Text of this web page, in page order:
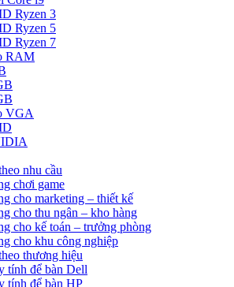
Ryzen 3
Ryzen 5
Ryzen 7
RAM
VGA
nhu cầu
chơi game
cho marketing – thiết kế
cho thu ngân – kho hàng
cho kế toán – trưởng phòng
cho khu công nghiệp
thương hiệu
tính để bàn Dell
tính để bàn HP